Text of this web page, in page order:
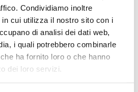
Condividiamo inoltre
cui utilizza il nostro sito con i
di analisi dei dati web,
i quali potrebbero combinarle
ha fornito loro o che hanno
dei loro servizi.
Prossimi arrivi
22.000 il 20/08/2026